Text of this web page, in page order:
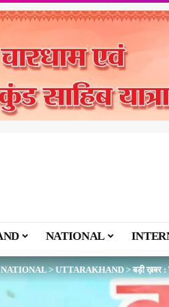
NATIONAL
NATIONAL>UTTARAKHAND>बड़ी ख़बर :